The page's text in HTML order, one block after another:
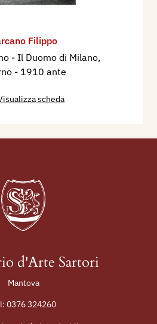
Filippo
- Il Duomo di Milano,
- 1910 ante
scheda
d'Arte Sartori
Mantova
0376 324260